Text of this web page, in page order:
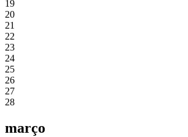
19
20
21
22
23
24
25
26
27
28
março